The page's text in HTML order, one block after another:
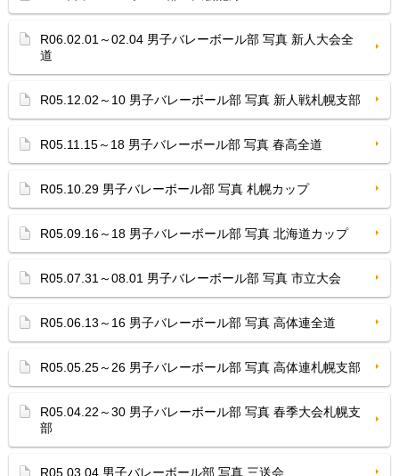
R06.02.01～02.04 男子バレーボール部 写真 新人大会全
道
R05.12.02～10 男子バレーボール部 写真 新人戦札幌支部
R05.11.15～18 男子バレーボール部 写真 春高全道
R05.10.29 男子バレーボール部 写真 札幌カップ
R05.09.16～18 男子バレーボール部 写真 北海道カップ
R05.07.31～08.01 男子バレーボール部 写真 市立大会
R05.06.13～16 男子バレーボール部 写真 高体連全道
R05.05.25～26 男子バレーボール部 写真 高体連札幌支部
R05.04.22～30 男子バレーボール部 写真 春季大会札幌支
部
R05.03.04 男子バレーボール部 写真 三送会